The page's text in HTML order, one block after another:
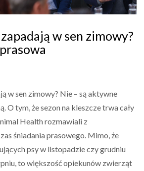
w sen zimowy?
w sen zimowy? Nie – są aktywne
O tym, że sezon na kleszcze trwa cały
Health rozmawiali z
śniadania prasowego. Mimo, że
psy w listopadzie czy grudniu
to większość opiekunów zwierząt